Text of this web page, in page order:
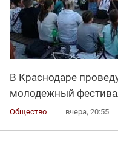
В Краснодаре
молодежный
Общество вчера, 20:55